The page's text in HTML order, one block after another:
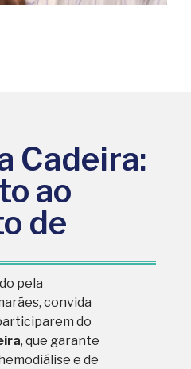
Cadeira:
ao
de
pela
convida
do
, que garante
e de